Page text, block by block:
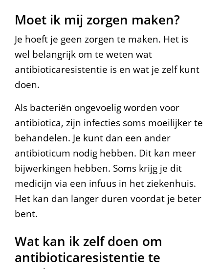
Moet ik mij zorgen maken?
Je hoeft je geen zorgen te maken. Het is
wel belangrijk om te weten wat
antibioticaresistentie is en wat je zelf kunt
doen.
Als bacteriën ongevoelig worden voor
antibiotica, zijn infecties soms moeilijker te
behandelen. Je kunt dan een ander
antibioticum nodig hebben. Dit kan meer
bijwerkingen hebben. Soms krijg je dit
medicijn via een infuus in het ziekenhuis.
Het kan dan langer duren voordat je beter
bent.
Wat kan ik zelf doen om
antibioticaresistentie te